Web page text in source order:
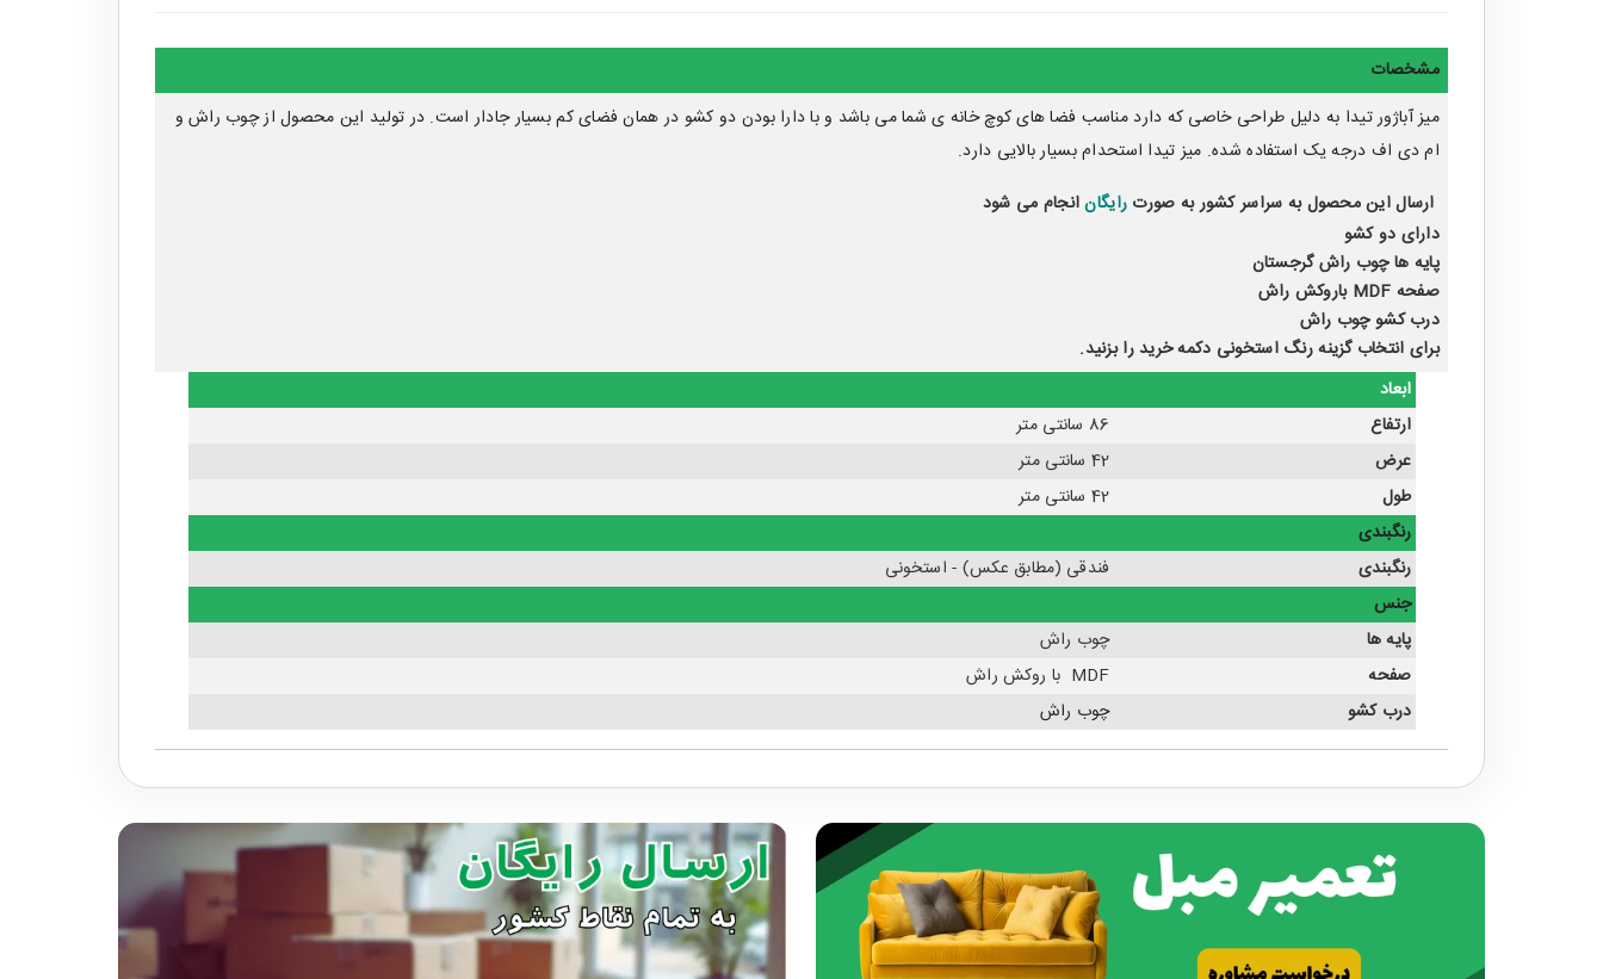
مشخصات
میز آباژور تیدا به دلیل طراحی خاصی که دارد مناسب فضا های کوچ خانه ی شما می باشد و با دارا بودن دو کشو در همان فضای کم بسیار جادار است. در تولید این محصول از چوب راش و
ام دی اف درجه یک استفاده شده. میز تیدا استحدام بسیار بالایی دارد.
ارسال این محصول به سراسر کشور به صورت رایگانانجام می شود
دارای دو کشو
پايه ها چوب راش گرجستان
صفحه MDF باروكش راش
درب كشو چوب راش
برای انتخاب گزینه رنگ استخونی دکمه خرید را بزنید.
ابعاد
ارتفاع
86 سانتی متر
عرض
42 سانتی متر
طول
42 سانتی متر
رنگبندی
رنگبندی
فندقی (مطابق عکس) - استخونی
جنس
پایه ها
چوب راش
صفحه
MDF با روکش راش
درب کشو
چوب راش